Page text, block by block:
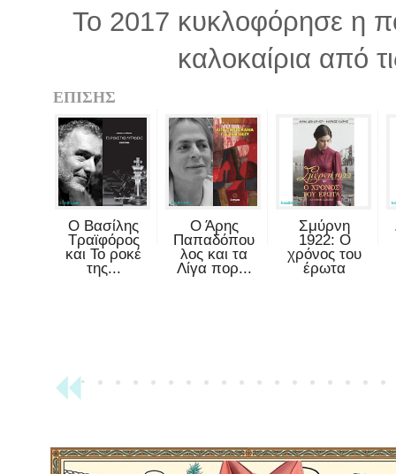
Το 2017 κυκλοφόρησε η
καλοκαίρια από
ΕΠΙΣΗΣ
Ο Βασίλης
Τραϊφόρος
και Το ροκέ
της...
Ο Άρης
Παπαδόπου
λος και τα
Λίγα πορ...
Σμύρνη
1922: Ο
χρόνος του
έρωτα